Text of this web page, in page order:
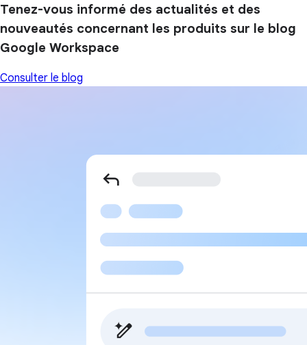
Tenez-vous informé des actualités et des
nouveautés concernant les produits sur le blog
Google Workspace
Consulter le blog